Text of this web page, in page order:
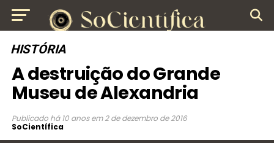
HISTÓRIA
A destruição do Grande
Museu de Alexandria
Publicado há 10 anos em 2 de dezembro de 2016
SoCientífica